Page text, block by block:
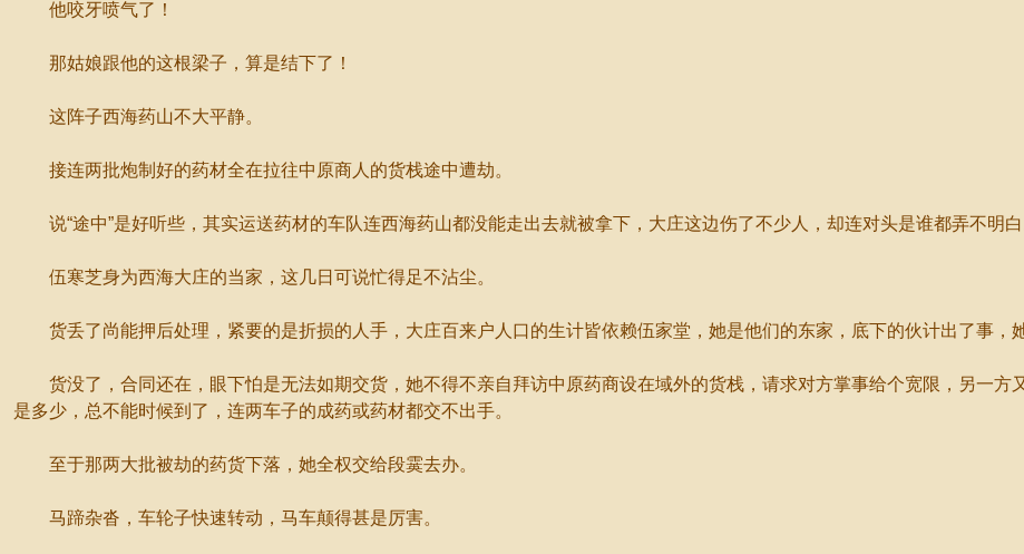
他咬牙喷气了！
那姑娘跟他的这根梁子，算是结下了！
这阵子西海药山不大平静。
接连两批炮制好的药材全在拉往中原商人的货栈途中遭劫。
说“途中”是好听些，其实运送药材的车队连西海药山都没能走出去就被拿下，大庄这边伤了不少人，却连对头是谁都弄不明白
伍寒芝身为西海大庄的当家，这几日可说忙得足不沾尘。
货丢了尚能押后处理，紧要的是折损的人手，大庄百来户人口的生计皆依赖伍家堂，她是他们的东家，底下的伙计出了事，
货没了，合同还在，眼下怕是无法如期交货，她不得不亲自拜访中原药商设在域外的货栈，请求对方掌事给个宽限，另一方
是多少，总不能时候到了，连两车子的成药或药材都交不出手。
至于那两大批被劫的药货下落，她全权交给段霙去办。
马蹄杂沓，车轮子快速转动，马车颠得甚是厉害。